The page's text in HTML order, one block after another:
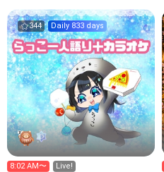
344 Daily 833 days
8:02 AM〜 Live!